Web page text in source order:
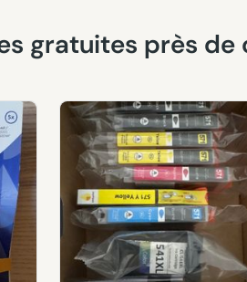
gratuites près de